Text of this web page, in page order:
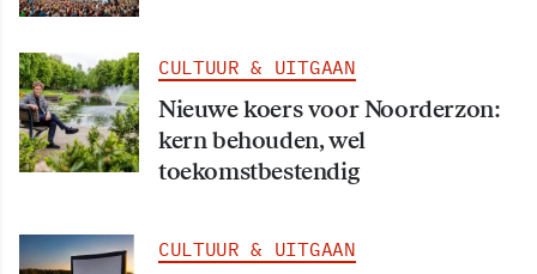
CULTUUR & UITGAAN
Nieuwe koers voor Noorderzon:
kern behouden, wel
toekomstbestendig
CULTUUR & UITGAAN